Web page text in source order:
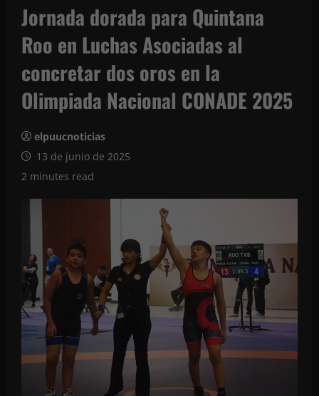
Jornada dorada para Quintana
Roo en Luchas Asociadas al
concretar dos oros en la
Olimpiada Nacional CONADE 2025
elpuucnoticias
13 de junio de 2025
2 minutes read